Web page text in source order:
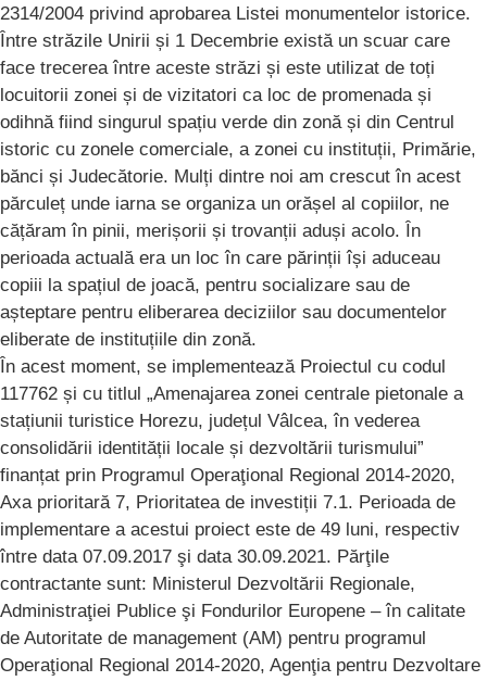
2314/2004 privind aprobarea Listei monumentelor istorice.
Între străzile Unirii și 1 Decembrie există un scuar care
face trecerea între aceste străzi și este utilizat de toți
locuitorii zonei și de vizitatori ca loc de promenada și
odihnă fiind singurul spațiu verde din zonă și din Centrul
istoric cu zonele comerciale, a zonei cu instituții, Primărie,
bănci și Judecătorie. Mulți dintre noi am crescut în acest
părculeț unde iarna se organiza un orășel al copiilor, ne
cățăram în pinii, merișorii și trovanții aduși acolo. În
perioada actuală era un loc în care părinții își aduceau
copiii la spațiul de joacă, pentru socializare sau de
așteptare pentru eliberarea deciziilor sau documentelor
eliberate de instituțiile din zonă.
În acest moment, se implementează Proiectul cu codul
117762 și cu titlul „Amenajarea zonei centrale pietonale a
stațiunii turistice Horezu, județul Vâlcea, în vederea
consolidării identității locale și dezvoltării turismului”
finanțat prin Programul Operaţional Regional 2014-2020,
Axa prioritară 7, Prioritatea de investiții 7.1. Perioada de
implementare a acestui proiect este de 49 luni, respectiv
între data 07.09.2017 şi data 30.09.2021. Părţile
contractante sunt: Ministerul Dezvoltării Regionale,
Administraţiei Publice şi Fondurilor Europene – în calitate
de Autoritate de management (AM) pentru programul
Operaţional Regional 2014-2020, Agenţia pentru Dezvoltare